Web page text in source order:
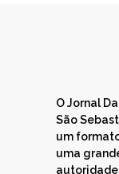
O Jornal
São
um
uma